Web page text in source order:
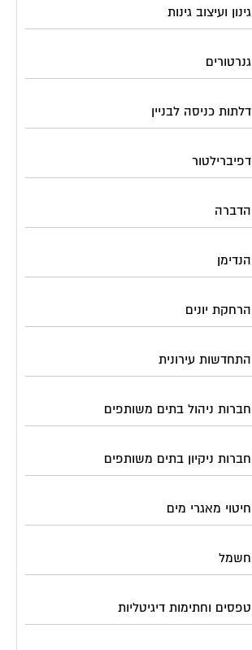
גינון ועיצוב גינות
גנרטורים
דלתות כניסה לבניין
דפיברילטור
הדברה
הנדימן
הרחקת יונים
התחדשות עירונית
חברות ניהול בתים משותפים
חברות ניקיון בתים משותפים
חיטוי מאגרי מים
חשמל
טפסים וחתימות דיגיטליות